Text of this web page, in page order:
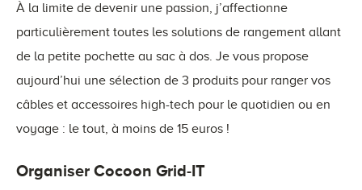
À la limite de devenir une passion, j’affectionne
particulièrement toutes les solutions de rangement allant
de la petite pochette au sac à dos. Je vous propose
aujourd’hui une sélection de 3 produits pour ranger vos
câbles et accessoires high-tech pour le quotidien ou en
voyage : le tout, à moins de 15 euros !
Organiser Cocoon Grid-IT